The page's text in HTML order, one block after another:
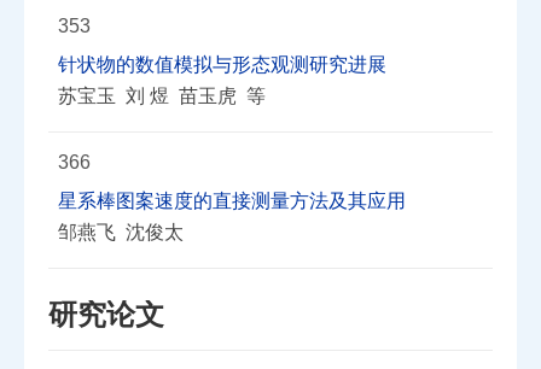
353
针状物的数值模拟与形态观测研究进展
苏宝玉 刘 煜 苗玉虎 等
366
星系棒图案速度的直接测量方法及其应用
邹燕飞 沈俊太
研究论文